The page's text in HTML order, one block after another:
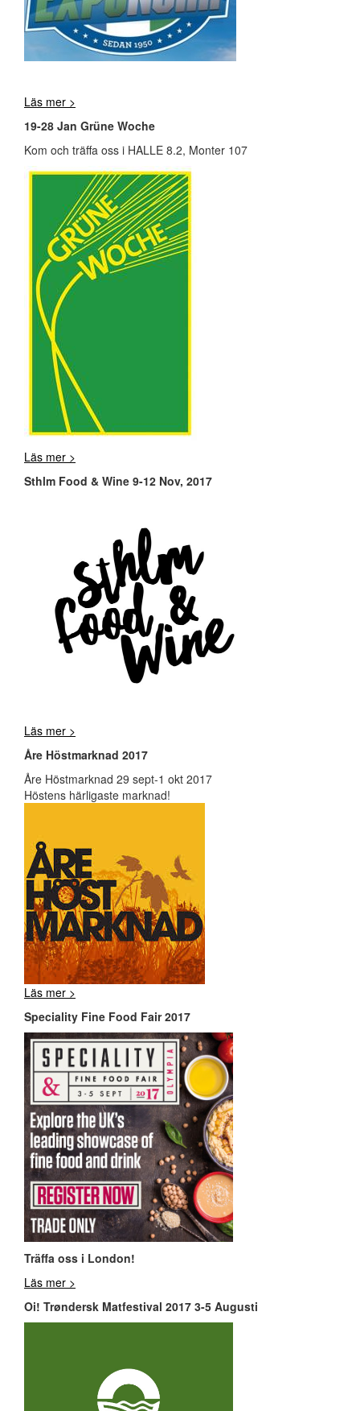
Läs mer >
19-28 Jan Grüne Woche
Kom och träffa oss i HALLE 8.2, Monter 107
Läs mer >
Sthlm Food & Wine 9-12 Nov, 2017
Läs mer >
Åre Höstmarknad 2017
Åre Höstmarknad 29 sept-1 okt 2017
Höstens härligaste marknad!
Läs mer >
Speciality Fine Food Fair 2017
Träffa oss i London!
Läs mer >
Oi! Trøndersk Matfestival 2017 3-5 Augusti